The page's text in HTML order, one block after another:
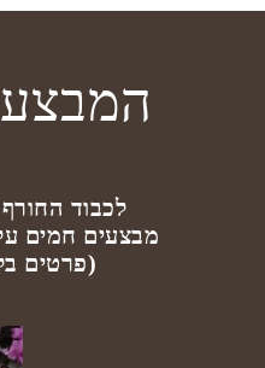
לכבוד
מבצעים חמים
(פרטים